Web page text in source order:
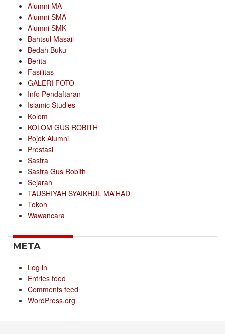
Alumni MA
Alumni SMA
Alumni SMK
Bahtsul Masail
Bedah Buku
Berita
Fasilitas
GALERI FOTO
Info Pendaftaran
Islamic Studies
Kolom
KOLOM GUS ROBITH
Pojok Alumni
Prestasi
Sastra
Sastra Gus Robith
Sejarah
TAUSHIYAH SYAIKHUL MA'HAD
Tokoh
Wawancara
META
Log in
Entries feed
Comments feed
WordPress.org